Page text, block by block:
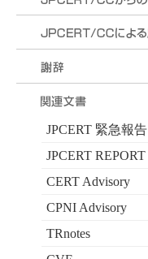
JPCERT 緊急報告
JPCERT REPORT
CERT Advisory
CPNI Advisory
TRnotes